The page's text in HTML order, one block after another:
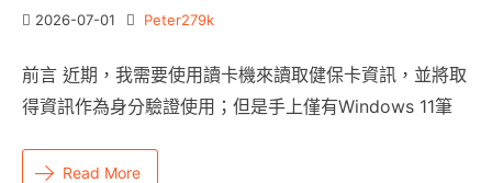
2026-07-01 Peter279k
前言 近期，我需要使用讀卡機來讀取健保卡資訊，並將取
得資訊作為身分驗證使用；但是手上僅有Windows 11筆
Read More